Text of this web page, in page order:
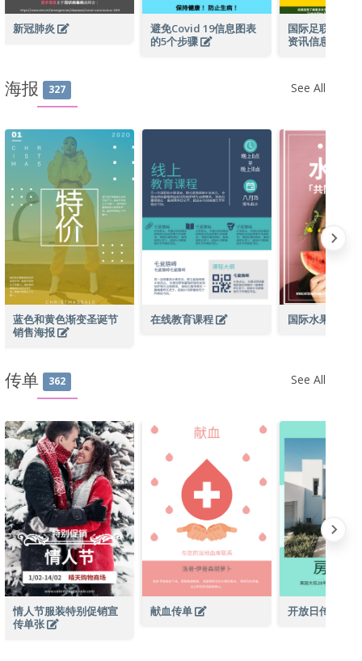
新冠肺炎
避免Covid 19信息图表
的5个步骤
国际足联卡塔
资讯信息图表
海报 327 See All
蓝色和黄色渐变圣诞节
销售海报
在线教育课程 国际水果日摄
传单 362 See All
情人节服装特别促销宣
传单张
献血传单 开放日传单